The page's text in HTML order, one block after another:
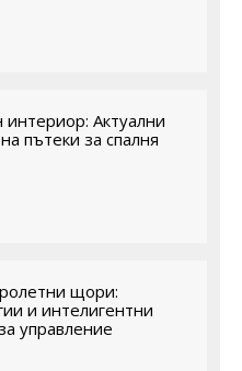
Актуални
пътеки за спалня
щори:
и интелигентни
управление